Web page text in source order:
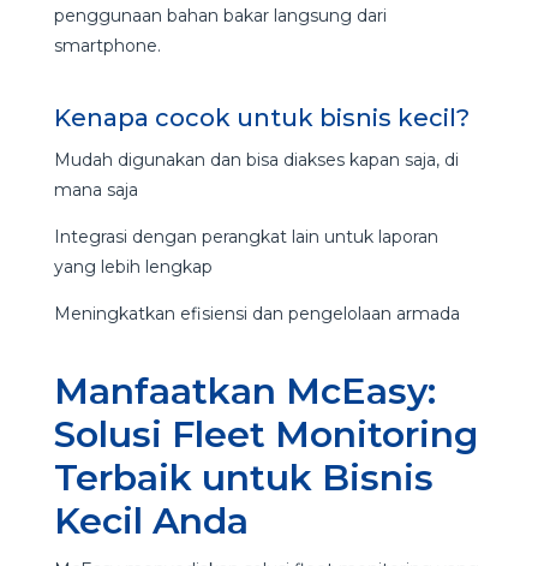
penggunaan bahan bakar langsung dari
smartphone.
Kenapa cocok untuk bisnis kecil?
Mudah digunakan dan bisa diakses kapan saja, di
mana saja
Integrasi dengan perangkat lain untuk laporan
yang lebih lengkap
Meningkatkan efisiensi dan pengelolaan armada
Manfaatkan McEasy:
Solusi Fleet Monitoring
Terbaik untuk Bisnis
Kecil Anda